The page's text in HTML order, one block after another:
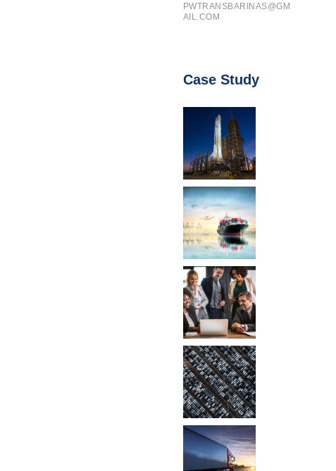
PWTRANSBARINAS@GM
AIL.COM
Case Study